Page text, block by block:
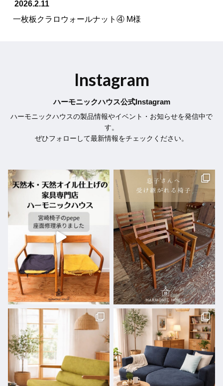
2026.2.11
一枚板クラロウォールナット④ M様
Instagram
ハーモニックハウス公式Instagram
ハーモニックハウスの製品情報やイベント・お知らせを発信中で
す。
ぜひフォローして最新情報をチェックください。